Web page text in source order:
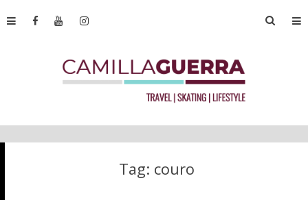
Tag: couro